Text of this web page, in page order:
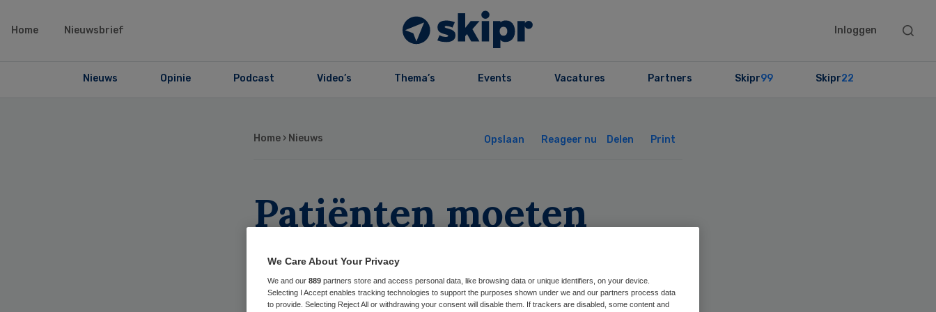
Home Nieuwsbrief Inloggen
Search
Nieuws Opinie Podcast Video’s Thema’s Events Vacatures Partners Skipr99 Skipr22
Home › Nieuws Opslaan Reageer nu Delen Print
Patiënten moeten
eigen keurmerk
uitventen
We Care About Your Privacy
We and our 889 partners store and access personal data, like browsing data or unique identifiers, on your device.
Selecting I Accept enables tracking technologies to support the purposes shown under we and our partners process data
to provide. Selecting Reject All or withdrawing your consent will disable them. If trackers are disabled, some content and